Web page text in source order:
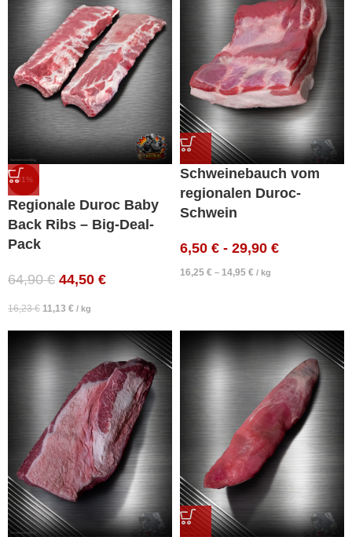
-31%
Regionale Duroc Baby
Back Ribs – Big-Deal-
Pack
64,90€ 44,50 €
16,23€ 11,13 € / kg
Schweinebauch vom
regionalen Duroc-
Schwein
6,50 € - 29,90 €
16,25 € – 14,95 € / kg